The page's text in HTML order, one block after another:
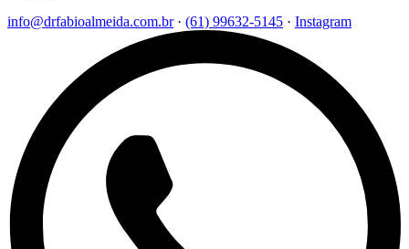
info@drfabioalmeida.com.br · (61) 99632-5145 · Instagram